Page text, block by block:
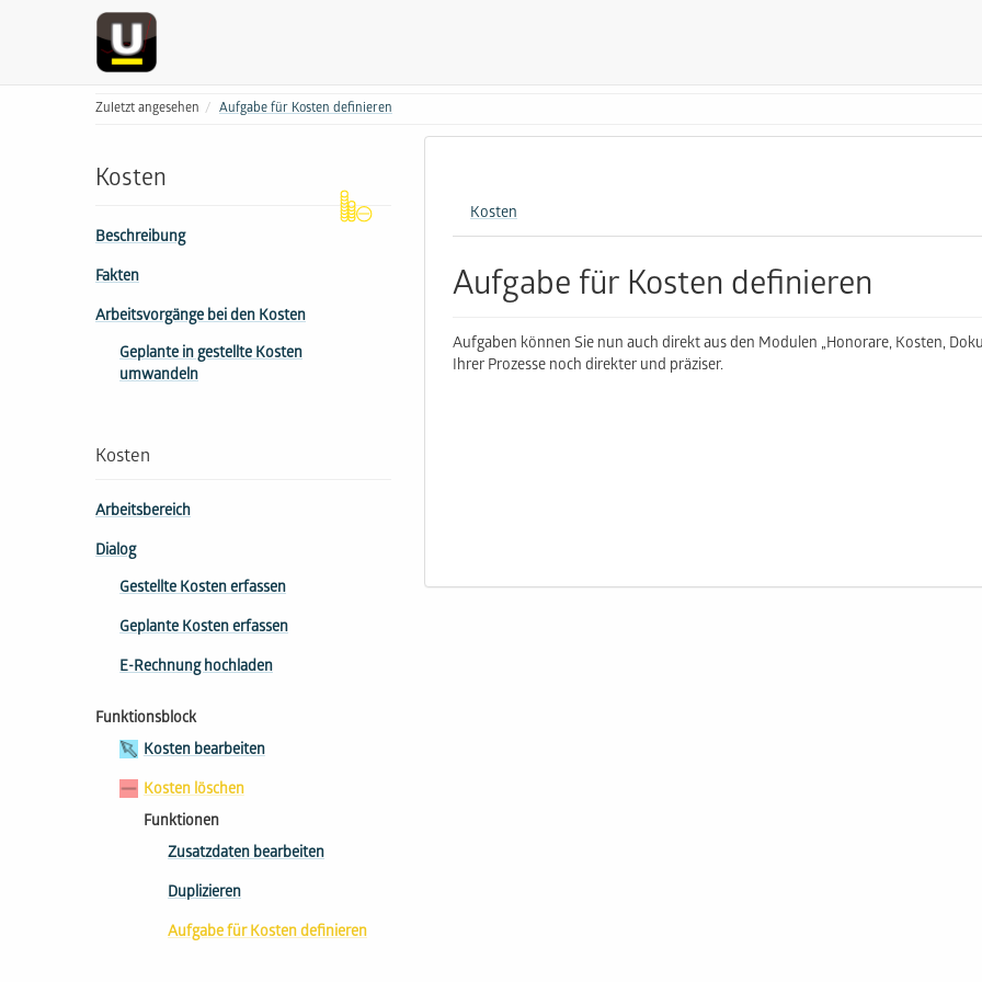
Zuletzt angesehen Aufgabe für Kosten definieren
Kosten
Beschreibung
Fakten
Arbeitsvorgänge bei den Kosten
Geplante in gestellte Kosten
umwandeln
Kosten
Arbeitsbereich
Dialog
Gestellte Kosten erfassen
Geplante Kosten erfassen
E-Rechnung hochladen
Funktionsblock
Kosten bearbeiten
Kosten löschen
Funktionen
Zusatzdaten bearbeiten
Duplizieren
Aufgabe für Kosten definieren
Kosten
Aufgabe für Kosten definieren
Aufgaben können Sie nun auch direkt aus den Modulen „Honorare, Kosten,
Ihrer Prozesse noch direkter und präziser.